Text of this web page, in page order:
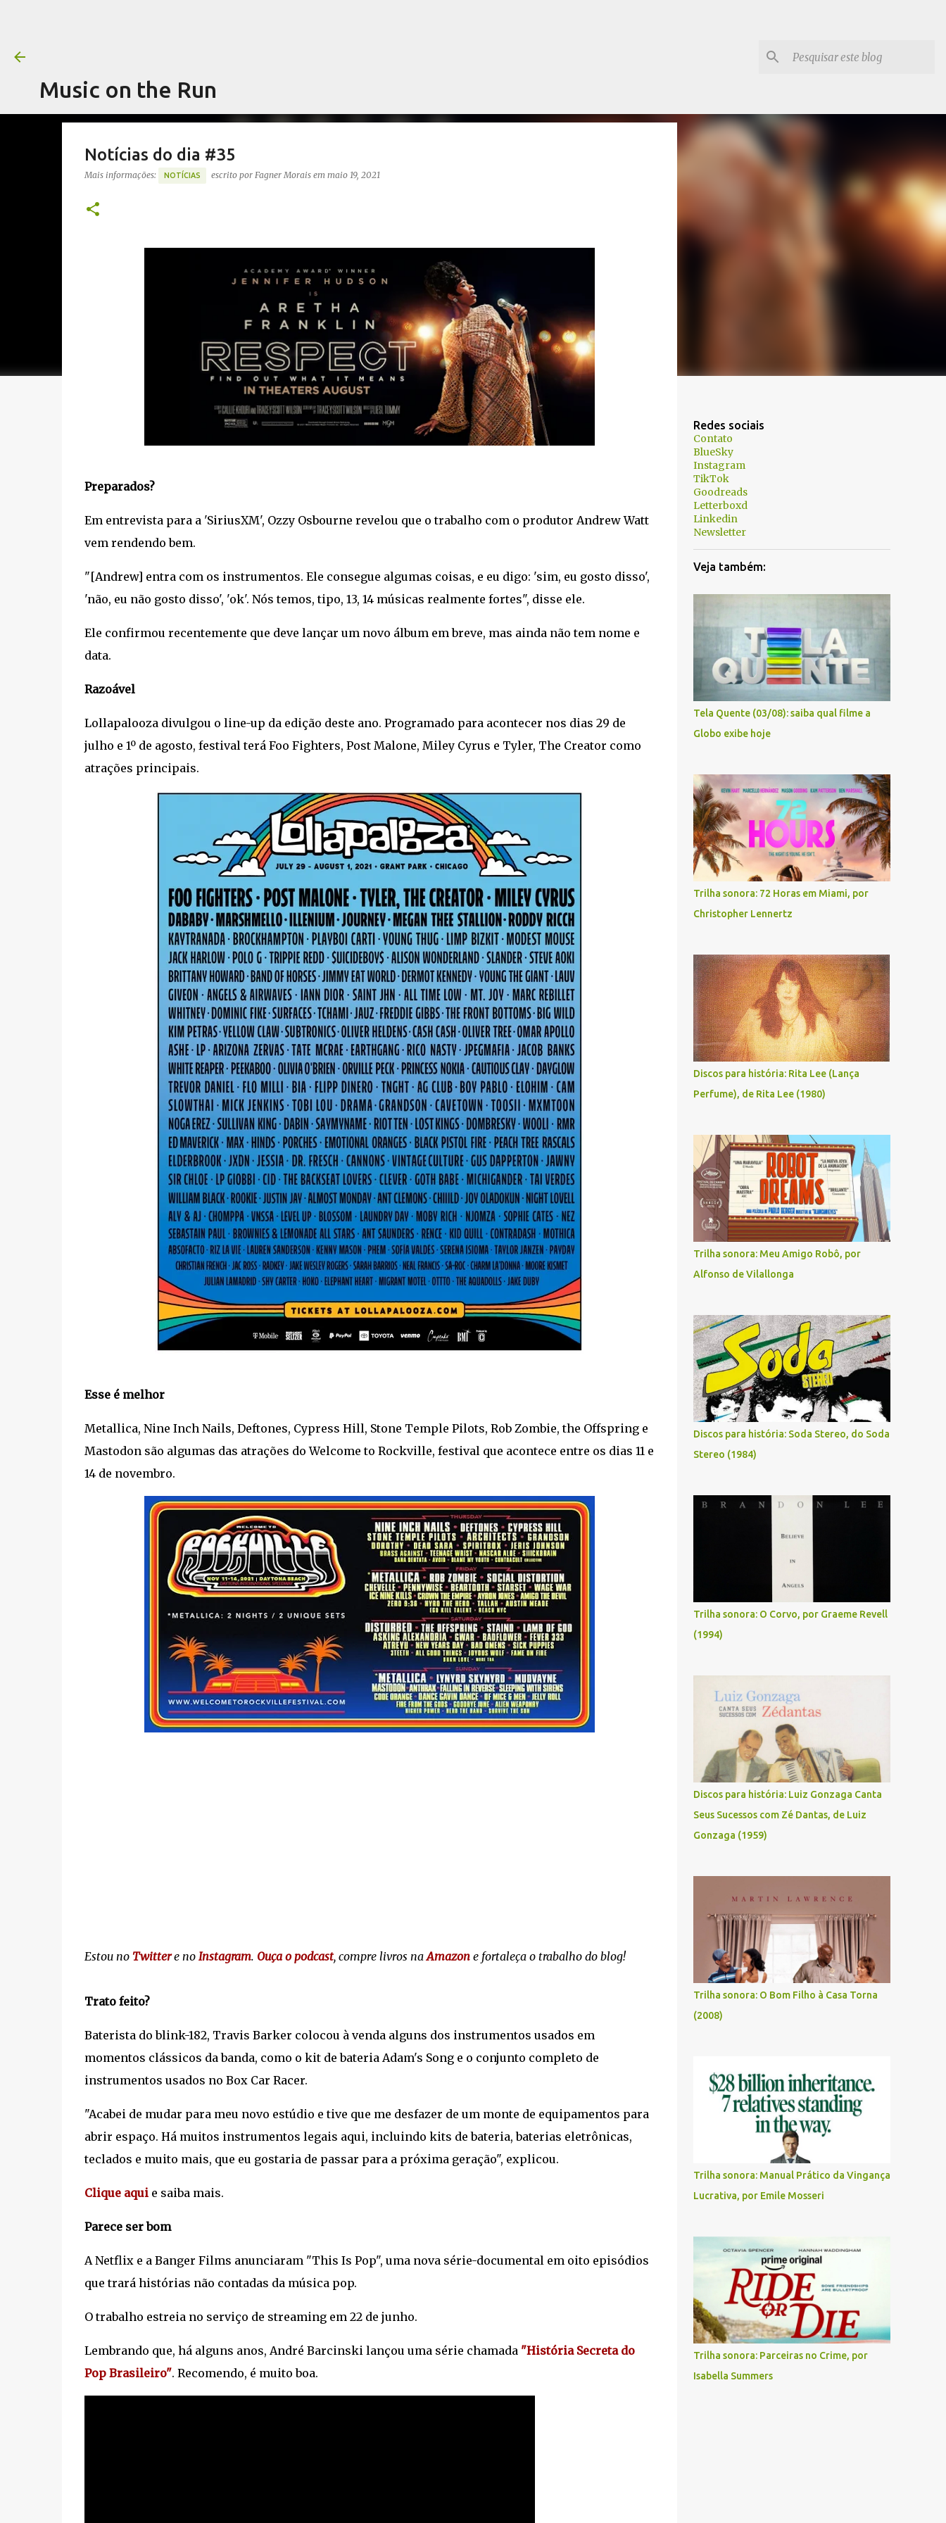
Music on the Run
Notícias do dia #35
Mais informações: NOTÍCIAS escrito por Fagner Morais em maio 19, 2021
Preparados?
Em entrevista para a 'SiriusXM', Ozzy Osbourne revelou que o trabalho com o produtor Andrew Watt
vem rendendo bem.
"[Andrew] entra com os instrumentos. Ele consegue algumas coisas, e eu digo: 'sim, eu gosto disso',
'não, eu não gosto disso', 'ok'. Nós temos, tipo, 13, 14 músicas realmente fortes", disse ele.
Ele confirmou recentemente que deve lançar um novo álbum em breve, mas ainda não tem nome e
data.
Razoável
Lollapalooza divulgou o line-up da edição deste ano. Programado para acontecer nos dias 29 de
julho e 1º de agosto, festival terá Foo Fighters, Post Malone, Miley Cyrus e Tyler, The Creator como
atrações principais.
Esse é melhor
Metallica, Nine Inch Nails, Deftones, Cypress Hill, Stone Temple Pilots, Rob Zombie, the Offspring e
Mastodon são algumas das atrações do Welcome to Rockville, festival que acontece entre os dias 11 e
14 de novembro.
Estou no Twittere no Instagram. Ouça o podcast, compre livros naAmazone fortaleça o trabalho do blog!
Trato feito?
Baterista do blink-182, Travis Barker colocou à venda alguns dos instrumentos usados em
momentos clássicos da banda, como o kit de bateria Adam's Song e o conjunto completo de
instrumentos usados no Box Car Racer.
"Acabei de mudar para meu novo estúdio e tive que me desfazer de um monte de equipamentos para
abrir espaço. Há muitos instrumentos legais aqui, incluindo kits de bateria, baterias eletrônicas,
teclados e muito mais, que eu gostaria de passar para a próxima geração", explicou.
Clique aquie saiba mais.
Parece ser bom
A Netflix e a Banger Films anunciaram "This Is Pop", uma nova série-documental em oito episódios
que trará histórias não contadas da música pop.
O trabalho estreia no serviço de streaming em 22 de junho.
Lembrando que, há alguns anos, André Barcinski lançou uma série chamada "História Secreta do
Pop Brasileiro". Recomendo, é muito boa.
Redes sociais
Contato
BlueSky
Instagram
TikTok
Goodreads
Letterboxd
Linkedin
Newsletter
Veja também:
Tela Quente (03/08): saiba qual filme a
Globo exibe hoje
Trilha sonora: 72 Horas em Miami, por
Christopher Lennertz
Discos para história: Rita Lee (Lança
Perfume), de Rita Lee (1980)
Trilha sonora: Meu Amigo Robô, por
Alfonso de Vilallonga
Discos para história: Soda Stereo, do Soda
Stereo (1984)
Trilha sonora: O Corvo, por Graeme Revell
(1994)
Discos para história: Luiz Gonzaga Canta
Seus Sucessos com Zé Dantas, de Luiz
Gonzaga (1959)
Trilha sonora: O Bom Filho à Casa Torna
(2008)
Trilha sonora: Manual Prático da Vingança
Lucrativa, por Emile Mosseri
Trilha sonora: Parceiras no Crime, por
Isabella Summers